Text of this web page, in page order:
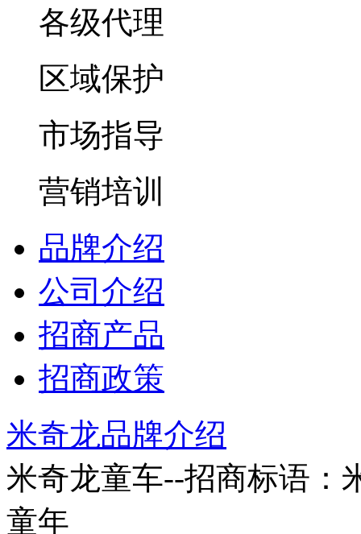
各级代理
区域保护
市场指导
营销培训
品牌介绍
公司介绍
招商产品
招商政策
米奇龙品牌介绍
米奇龙童车--招商标语：
童年